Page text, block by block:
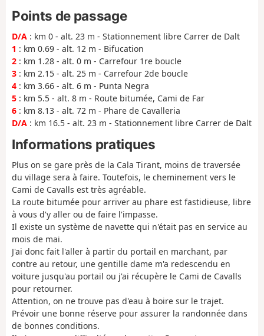
Points de passage
D/A : km 0 - alt. 23 m - Stationnement libre Carrer de Dalt
1 : km 0.69 - alt. 12 m - Bifucation
2 : km 1.28 - alt. 0 m - Carrefour 1re boucle
3 : km 2.15 - alt. 25 m - Carrefour 2de boucle
4 : km 3.66 - alt. 6 m - Punta Negra
5 : km 5.5 - alt. 8 m - Route bitumée, Cami de Far
6 : km 8.13 - alt. 72 m - Phare de Cavalleria
D/A : km 16.5 - alt. 23 m - Stationnement libre Carrer de Dalt
Informations pratiques
Plus on se gare près de la Cala Tirant, moins de traversée
du village sera à faire. Toutefois, le cheminement vers le
Cami de Cavalls est très agréable.
La route bitumée pour arriver au phare est fastidieuse, libre
à vous d'y aller ou de faire l'impasse.
Il existe un système de navette qui n'était pas en service au
mois de mai.
J'ai donc fait l'aller à partir du portail en marchant, par
contre au retour, une gentille dame m'a redescendu en
voiture jusqu'au portail ou j'ai récupère le Cami de Cavalls
pour retourner.
Attention, on ne trouve pas d'eau à boire sur le trajet.
Prévoir une bonne réserve pour assurer la randonnée dans
de bonnes conditions.